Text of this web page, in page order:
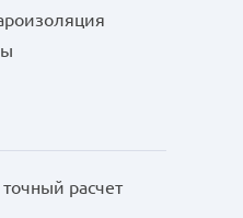
расчет